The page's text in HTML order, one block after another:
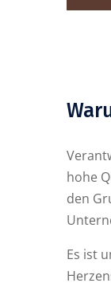
hohe
den
Es ist